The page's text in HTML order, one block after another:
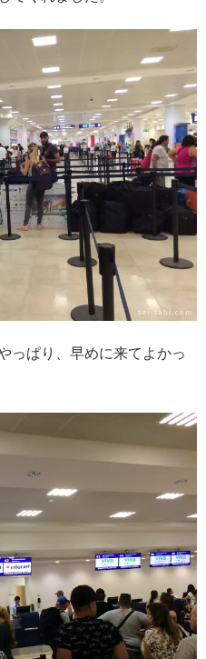
っぱり、早めに来てよかっ